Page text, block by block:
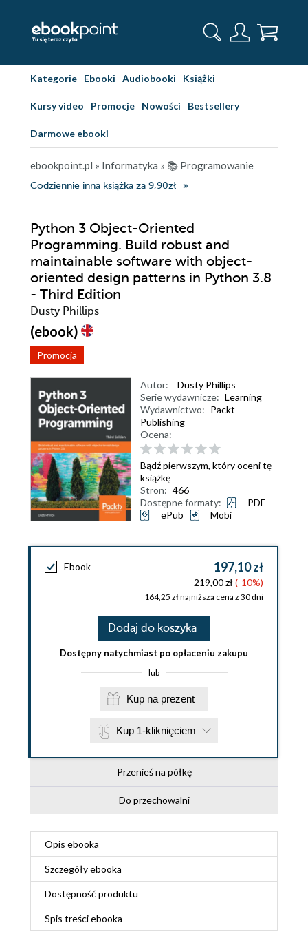
Kategorie Ebooki Audiobooki Książki
Kursy video Promocje Nowości Bestsellery
Darmowe ebooki
ebookpoint.pl » Informatyka » 📚 Programowanie
Codziennie inna książka za 9,90zł
Python 3 Object-Oriented
Programming. Build robust and
maintainable software with object-
oriented design patterns in Python 3.8
- Third Edition
Dusty Phillips
(ebook)
Promocja
Autor:
Dusty Phillips
Serie wydawnicze: Learning
Wydawnictwo: Packt
Publishing
Ocena:
Bądź pierwszym, który oceni tę
książkę
Stron: 466
Dostępne formaty:
PDF
ePub
Mobi
Ebook 197,10 zł
219,00 zł(-10%)
164,25 zł najniższa cena z 30 dni
Dodaj do koszyka
Dostępny natychmiast po opłaceniu zakupu
lub
Kup na prezent
Kup 1-kliknięciem
Przenieś na półkę
Do przechowalni
Opis ebooka
Szczegółyebooka
Dostępność produktu
Spis treściebooka